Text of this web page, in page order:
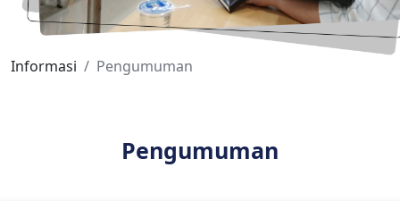
Informasi Pengumuman
Pengumuman